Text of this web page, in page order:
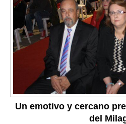
Un emotivo y cercano
del